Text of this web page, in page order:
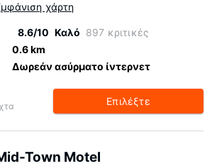
χάρτη
8.6/10 Καλό 897 κριτικές
0.6 km
Δωρεάν ασύρματο ίντερνετ
Επιλέξτε
Town Motel